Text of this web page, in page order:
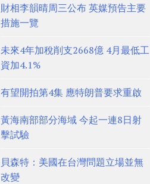
財相李韻晴周三公布 英媒預告主要
措施一覽
未來4年加稅削支2668億 4月最低工
資加4.1%
有望開拍第4集 應特朗普要求重啟
黃海南部部分海域 今起一連8日射
擊試驗
貝森特：美國在台灣問題立場並無
改變